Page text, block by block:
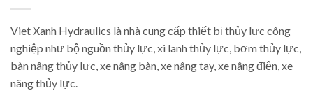
Viet Xanh Hydraulics là nhà cung cấp thiết bị thủy lực công
nghiệp như bộ nguồn thủy lực, xi lanh thủy lực, bơm thủy lực,
bàn nâng thủy lực, xe nâng bàn, xe nâng tay, xe nâng điện, xe
nâng thủy lực.